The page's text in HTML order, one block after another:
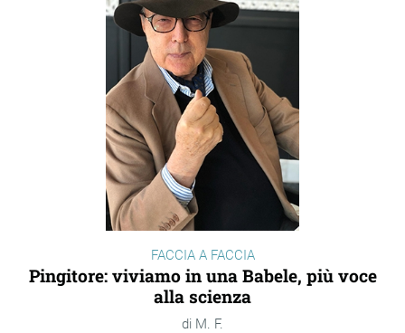
FACCIA A FACCIA
Pingitore: viviamo in una Babele, più voce
alla scienza
M. F.